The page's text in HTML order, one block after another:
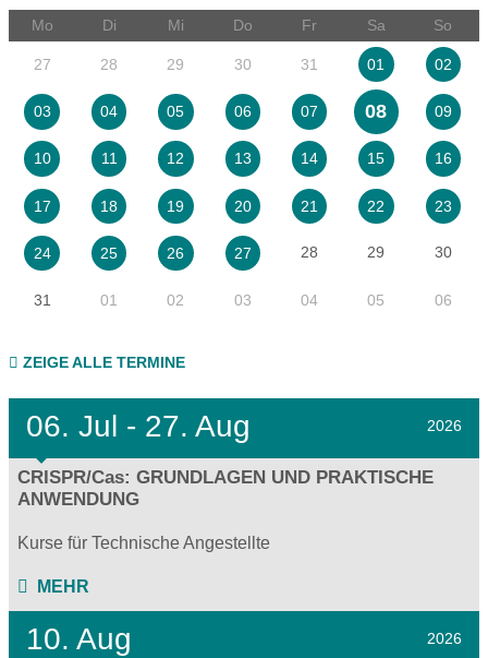
Mo
Di Mi Do Fr Sa So
27 28 29 30 31 01 02
03 04 05 06 07 08 09
10 11 12 13 14 15 16
17 18 19 20 21 22 23
24 25 26 27 28 29 30
31 01 02 03 04 05 06
ZEIGE ALLE TERMINE
06. Jul - 27. Aug 2026
CRISPR/Cas: GRUNDLAGEN UND PRAKTISCHE
ANWENDUNG
Kurse für Technische Angestellte
MEHR
10. Aug 2026